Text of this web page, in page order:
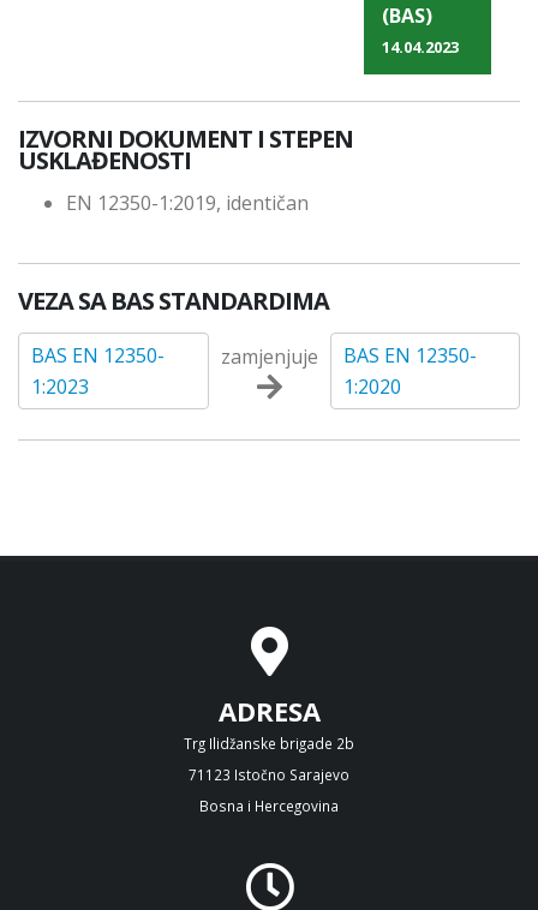
(BAS)
14.04.2023
IZVORNI DOKUMENT I STEPEN
USKLAĐENOSTI
EN 12350-1:2019, identičan
VEZA SA BAS STANDARDIMA
BAS EN 12350-
1:2023
zamjenjuje
BAS EN 12350-
1:2020
ADRESA
Trg Ilidžanske brigade 2b
71123 Istočno Sarajevo
Bosna i Hercegovina